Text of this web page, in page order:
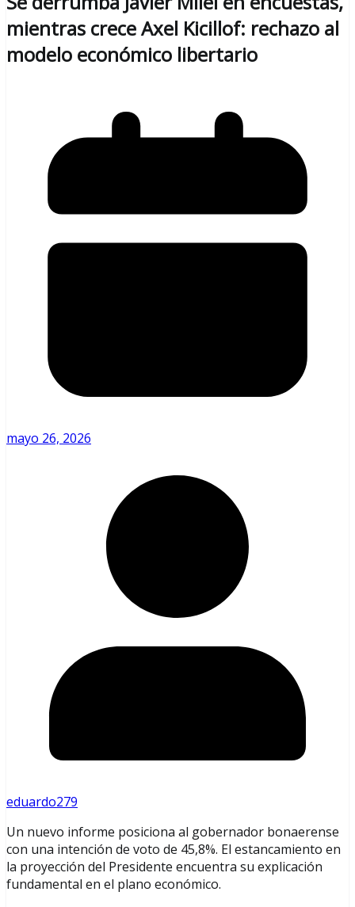
mientras crece Axel Kicillof: rechazo al
modelo económico libertario
mayo 26, 2026
eduardo279
Un nuevo informe posiciona al gobernador bonaerense
con una intención de voto de 45,8%. El estancamiento en
la proyección del Presidente encuentra su explicación
fundamental en el plano económico.